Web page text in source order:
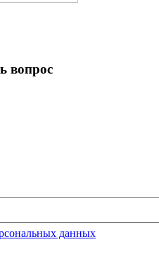
вопрос
данных